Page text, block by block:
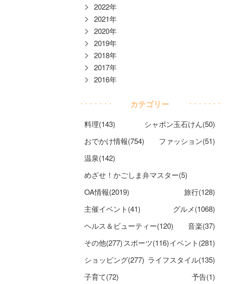
2022年
2021年
2020年
2019年
2018年
2017年
2016年
カテゴリー
料理(143)
シャボン玉石けん(50)
おでかけ情報(754)
ファッション(51)
温泉(142)
めざせ！かごしま弁マスター(5)
OA情報(2019)
旅行(128)
主催イベント(41)
グルメ(1068)
ヘルス＆ビューティー(120)
音楽(37)
その他(277) スポーツ(116)イベント(281)
ショッピング(277) ライフスタイル(135)
子育て(72)
予告(1)